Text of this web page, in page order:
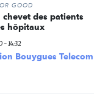
GOOD
chevet des patients
hôpitaux
- 14:32
Bouygues Telecom